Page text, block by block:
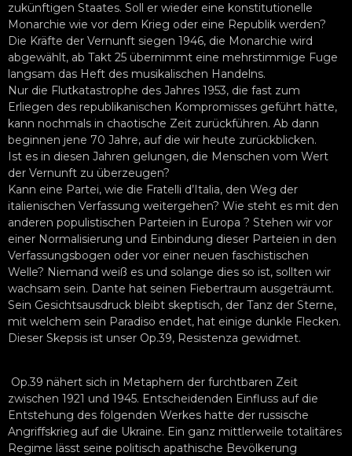
zukünftigen Staates. Soll er wieder eine konstitutionelle
Monarchie wie vor dem Krieg oder eine Republik werden?
Die Kräfte der Vernunft siegen 1946, die Monarchie wird
abgewählt, ab Takt 25 übernimmt eine mehrstimmige Fuge
langsam das Heft des musikalischen Handelns.
Nur die Flutkatastrophe des Jahres 1953, die fast zum
Erliegen des republikanischen Kompromisses geführt hätte,
kann nochmals in chaotische Zeit zurückführen. Ab dann
beginnen jene 70 Jahre, auf die wir heute zurückblicken.
Ist es in diesen Jahren gelungen, die Menschen vom Wert
der Vernunft zu überzeugen?
Kann eine Partei, wie die Fratelli d’Italia, den Weg der
italienischen Verfassung weitergehen? Wie steht es mit den
anderen populistischen Parteien in Europa ? Stehen wir vor
einer Normalisierung und Einbindung dieser Parteien in den
Verfassungsbogen oder vor einer neuen faschistischen
Welle? Niemand weiß es und solange dies so ist, sollten wir
wachsam sein. Dante hat seinen Fiebertraum ausgeträumt.
Sein Gesichtsausdruck bleibt skeptisch, der Tanz der Sterne,
mit welchem sein Paradiso endet, hat einige dunkle Flecken.
Dieser Skepsis ist unser Op.39, Resistenza gewidmet.
Op.39 nähert sich in Metaphern der furchtbaren Zeit
zwischen 1921 und 1945. Entscheidenden Einfluss auf die
Entstehung des folgenden Werkes hatte der russische
Angriffskrieg auf die Ukraine. Ein ganz mittlerweile totalitäres
Regime lässt seine politisch apathische Bevölkerung